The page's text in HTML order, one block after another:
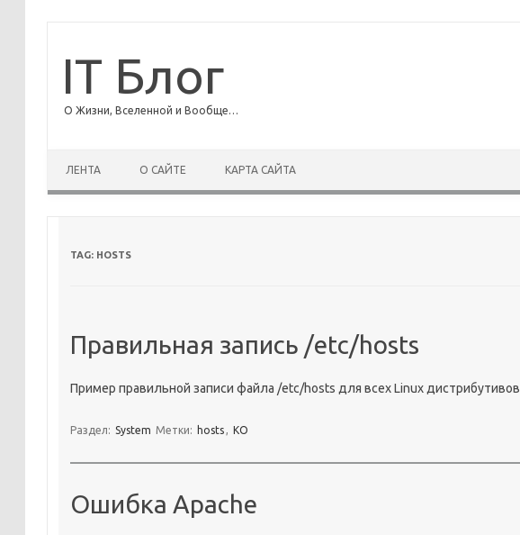
IT Блог
О Жизни, Вселенной и Вообще…
ЛЕНТА О САЙТЕ КАРТА САЙТА
TAG: HOSTS
Правильная запись /etc/hosts
Пример правильной записи файла /etc/hosts для всех Linux дистрибутивов
Раздел: System Метки: hosts, KO
Ошибка Apache